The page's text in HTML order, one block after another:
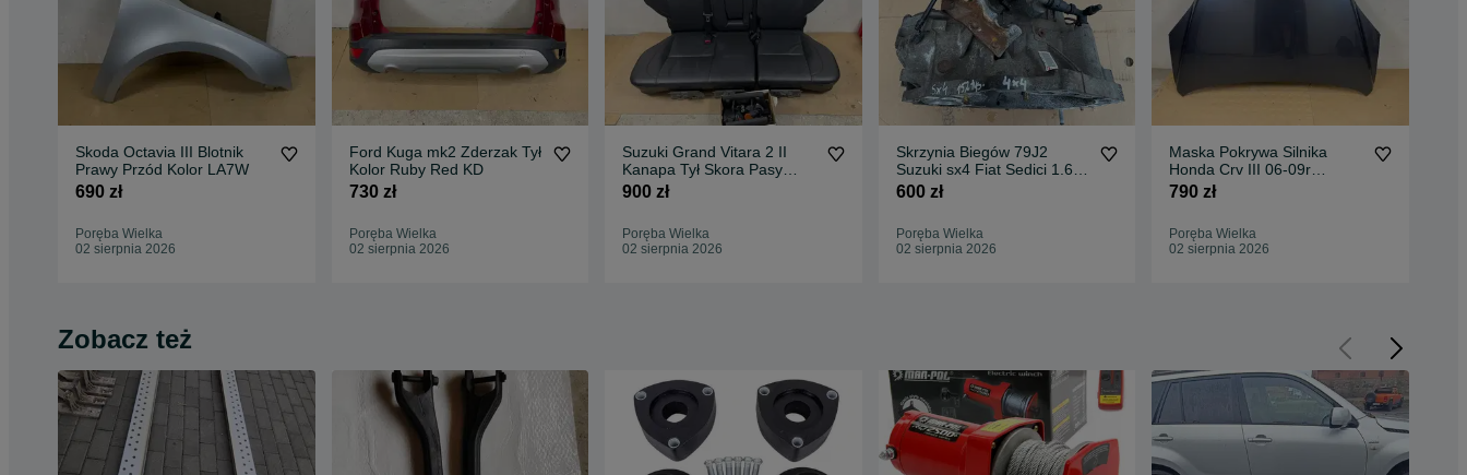
Skoda Octavia III Blotnik
Prawy Przód Kolor LA7W
690 zł
Poręba Wielka
02 sierpnia 2026
Ford Kuga mk2 Zderzak Tył
Kolor Ruby Red KD
730 zł
Poręba Wielka
02 sierpnia 2026
Suzuki Grand Vitara 2 II
Kanapa Tył Skora Pasy
Zaślepki
900 zł
Poręba Wielka
02 sierpnia 2026
Skrzynia Biegów 79J2
Suzuki sx4 Fiat Sedici 1.6
4x4 Manual
600 zł
Poręba Wielka
02 sierpnia 2026
Maska Pokrywa Silnika
Honda Crv III 06-09r
NH684P
790 zł
Poręba Wielka
02 sierpnia 2026
Zobacz też